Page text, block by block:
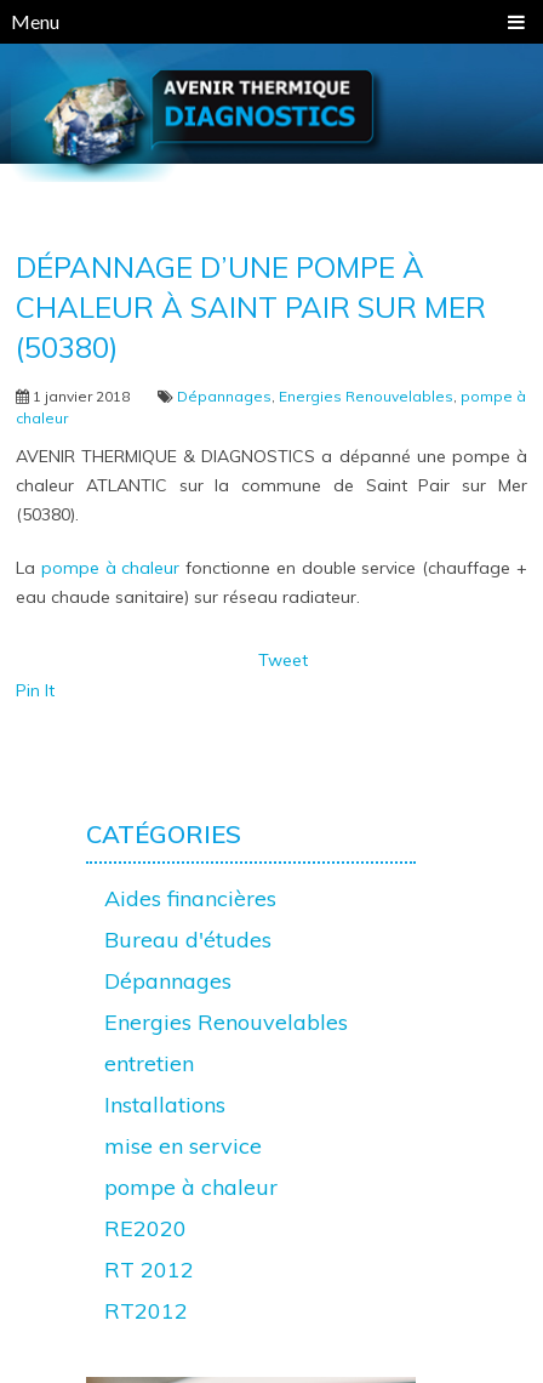
Menu
DÉPANNAGE D’UNE POMPE À
CHALEUR À SAINT PAIR SUR MER
(50380)
1 janvier 2018 Dépannages Energies Renouvelables pompe à
chaleur
AVENIR THERMIQUE & DIAGNOSTICS a dépanné une pompe à
chaleur ATLANTIC sur la commune de Saint Pair sur Mer
(50380).
La pompe à chaleurfonctionne en double service (chauffage +
eau chaude sanitaire) sur réseau radiateur.
Tweet
Pin It
CATÉGORIES
Aides financières
Bureau d'études
Dépannages
Energies Renouvelables
entretien
Installations
mise en service
pompe à chaleur
RE2020
RT 2012
RT2012
Panneau de gestion des cookies